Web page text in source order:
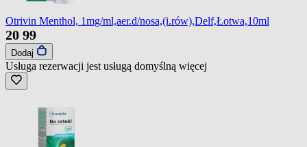
Otrivin Menthol, 1mg/ml,aer.d/nosa,(i.rów),Delf,Łotwa,10ml
20 99
Dodaj
Usługa rezerwacji jest usługą domyślną więcej